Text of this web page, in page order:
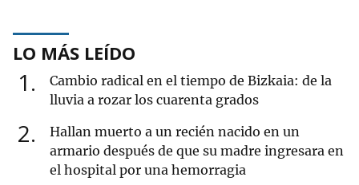
LO MÁS LEÍDO
1
Cambio radical en el tiempo de Bizkaia: de la
lluvia a rozar los cuarenta grados
2
Hallan muerto a un recién nacido en un
armario después de que su madre ingresara en
el hospital por una hemorragia